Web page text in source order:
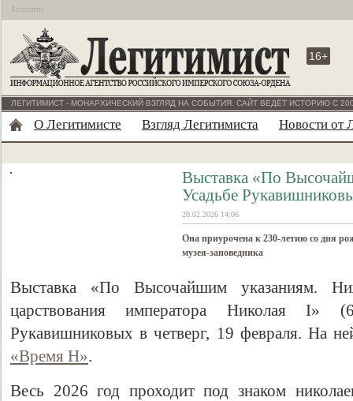
Бесплатно
16+
ЛЕГИТИМИСТ - МОНАРХИЧЕСКИЙ ВЗГЛЯД НА СОБЫТИЯ. САЙТ ВЕДЁТ ИСТОРИЮ С
О Легитимисте Взгляд Легитимиста Новости от
Выставка «По
Усадьбе
20.02.2026 14:06
Она приурочена к 230-летию со дня
музея-заповедника
Выставка «По Высочайшим указаниям.
царствования императора Николая I»
Рукавишниковых в четверг, 19 февраля. На
«Время Н».
Весь 2026 год проходит под знаком